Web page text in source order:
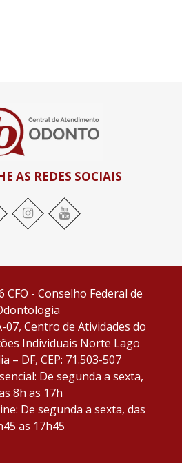
AS REDES SOCIAIS
Instagram YouTube
- Conselho Federal de
07, Centro de Atividades do
Individuais Norte Lago
– DF, CEP: 71.503-507
De segunda a sexta,
8h as 17h
De segunda a sexta, das
as 17h45